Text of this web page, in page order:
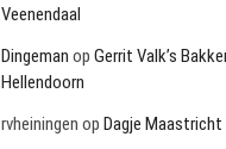
Veenendaal
Dingeman op Gerrit Valk’s
Hellendoorn
rvheiningen op Dagje Maastricht